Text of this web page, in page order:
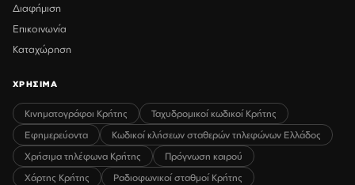
Διαφήμιση
Επικοινωνία
Καταχώρηση
ΧΡΗΣΙΜΑ
Κινηματογράφοι Κρήτης
Ταχυδρομικοί κωδικοί Κρήτης
Εφημερεύοντα
Κωδικοί κλήσεων σταθερών τηλεφώνων Ελλάδος
Χρήσιμα τηλέφωνα Κρήτης
Πρόγνωση καιρού
Χάρτης Κρήτης
Ραδιοφωνικοί σταθμοί Κρήτης